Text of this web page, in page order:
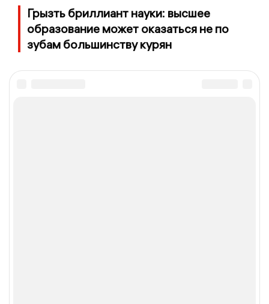
Грызть бриллиант науки: высшее
образование может оказаться не по
зубам большинству курян